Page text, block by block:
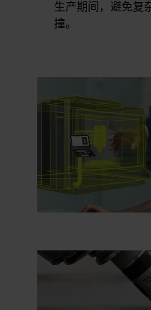
生产期间，避免复
撞。